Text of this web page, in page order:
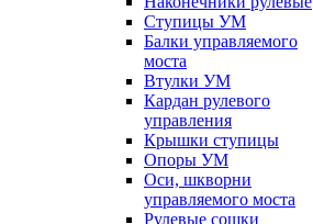
Ступицы УМ
Балки управляемого
моста
Втулки УМ
Кардан рулевого
управления
Крышки ступицы
Опоры УМ
Оси, шкворни
управляемого моста
Рулевые сошки